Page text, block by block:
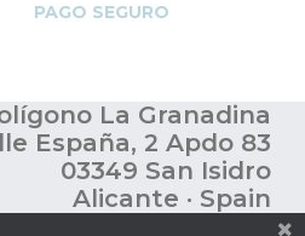
PAGO SEGURO
La Granadina
España, 2 Apdo 83
03349 San Isidro
Alicante · Spain